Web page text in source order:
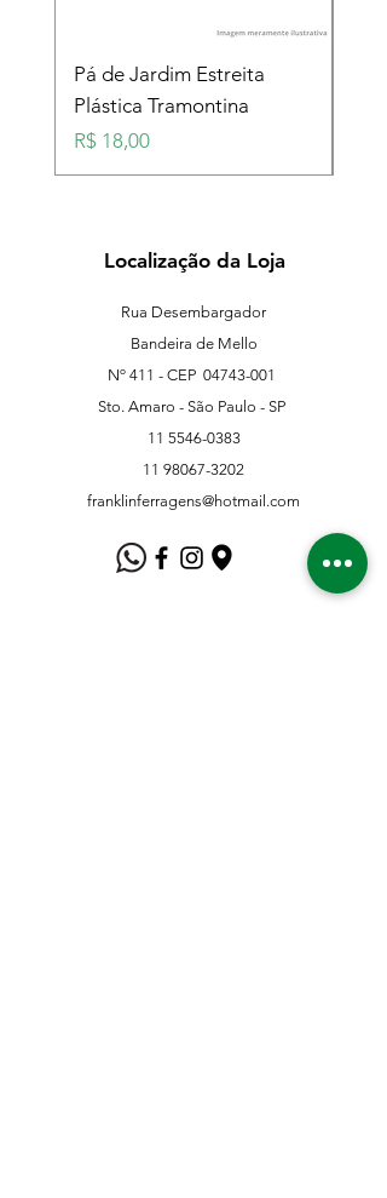
Pá de Jardim Estreita
Plástica Tramontina
Preço
R$ 18,00
Localização da Loja
Rua Desembargador
Bandeira de Mello
Nº 411 - CEP 04743-001
Sto. Amaro - São Paulo - SP
11 5546-0383
11 98067-3202
franklinferragens@hotmail.com